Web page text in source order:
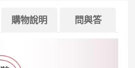
購物說明 問與答